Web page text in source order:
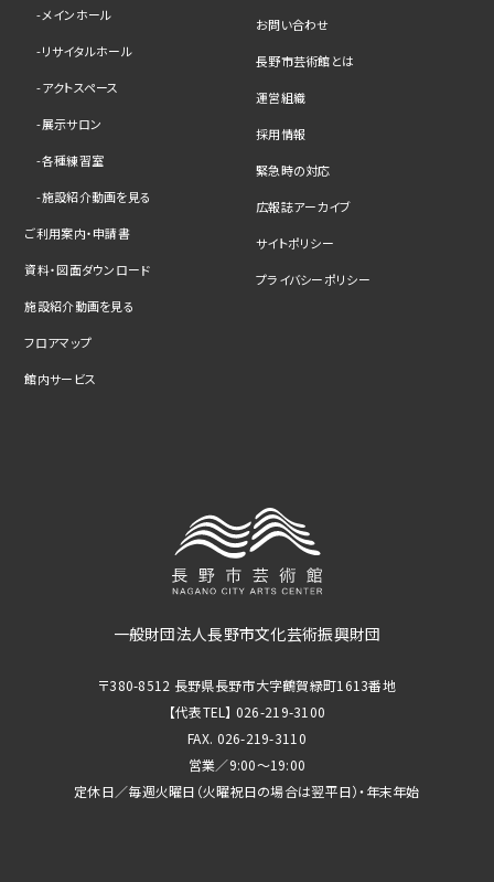
メインホール
リサイタルホール
アクトスペース
展示サロン
各種練習室
施設紹介動画を見る
ご利用案内・申請書
資料・図面ダウンロード
施設紹介動画を見る
フロアマップ
館内サービス
お問い合わせ
長野市芸術館とは
運営組織
採用情報
緊急時の対応
広報誌アーカイブ
サイトポリシー
プライバシーポリシー
一般財団法人長野市文化芸術振興財団
〒380-8512 長野県長野市大字鶴賀緑町1613番地
【代表TEL】 026-219-3100
FAX. 026-219-3110
営業／9:00～19:00
定休日／毎週火曜日（火曜祝日の場合は翌平日）・年末年始